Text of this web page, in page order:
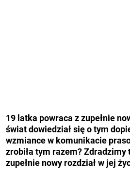
19 latka powraca z zupełnie
świat dowiedział się o tym
wzmiance w komunikacie
zrobiła tym razem? Zdradzimy
zupełnie nowy rozdział w jej